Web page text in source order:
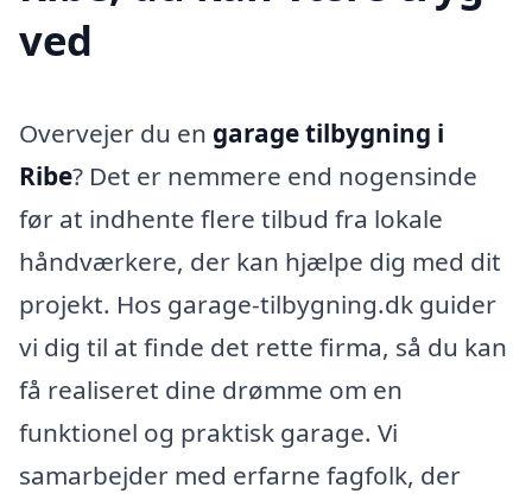
ved
Overvejer du en garage tilbygning i
Ribe? Det er nemmere end nogensinde
før at indhente flere tilbud fra lokale
håndværkere, der kan hjælpe dig med dit
projekt. Hos garage-tilbygning.dk guider
vi dig til at finde det rette firma, så du kan
få realiseret dine drømme om en
funktionel og praktisk garage. Vi
samarbejder med erfarne fagfolk, der